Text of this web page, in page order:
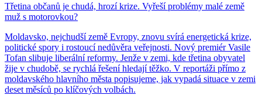
Třetina občanů je chudá, hrozí krize. Vyřeší problémy malé země
muž s motorovkou?
Moldavsko, nejchudší země Evropy, znovu svírá energetická krize,
politické spory i rostoucí nedůvěra veřejnosti. Nový premiér Vasile
Tofan slibuje liberální reformy. Jenže v zemi, kde třetina obyvatel
žije v chudobě, se rychlá řešení hledají těžko. V reportáži přímo z
moldavského hlavního města popisujeme, jak vypadá situace v zemi
deset měsíců po klíčových volbách.